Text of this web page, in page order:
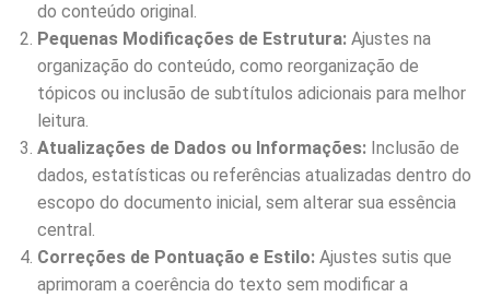
do conteúdo original.
Pequenas Modificações de Estrutura: Ajustes na
organização do conteúdo, como reorganização de
tópicos ou inclusão de subtítulos adicionais para melhor
leitura.
Atualizações de Dados ou Informações: Inclusão de
dados, estatísticas ou referências atualizadas dentro do
escopo do documento inicial, sem alterar sua essência
central.
Correções de Pontuação e Estilo: Ajustes sutis que
aprimoram a coerência do texto sem modificar a